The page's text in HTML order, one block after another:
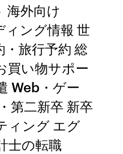
海外向け
ィング情報 世
旅行予約 総
買い物サポー
Web・ゲー
第二新卒 新卒
ィング エグ
士の転職